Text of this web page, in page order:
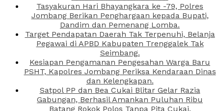
Tasyakuran Hari Bhayangkara ke -79, Polres
Jombang Berikan Penghargaan kepada Bupati,
Dandim dan Pemenang Lomba.
Target Pendapatan Daerah Tak Terpenuhi, Belanja
Pegawai di APBD Kabupaten Trenggalek Tak
Seimbang.
Kesiapan Pengamanan Pengesahan Warga Baru
PSHT, Kapolres Jombang Periksa Kendaraan Dinas
dan Kelengkapan.
Satpol PP dan Bea Cukai Blitar Gelar Razia
Gabungan, Berhasil Amankan Puluhan Ribu
Batang Rokok Polos Tanpa Pita Cukai.